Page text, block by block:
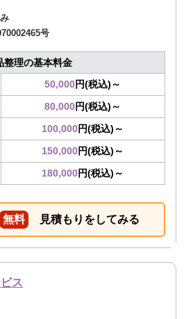
号
整理の基本料金
50,000円(税込)～
80,000円(税込)～
100,000円(税込)～
150,000円(税込)～
180,000円(税込)～
無料 見積もりをしてみる
ス